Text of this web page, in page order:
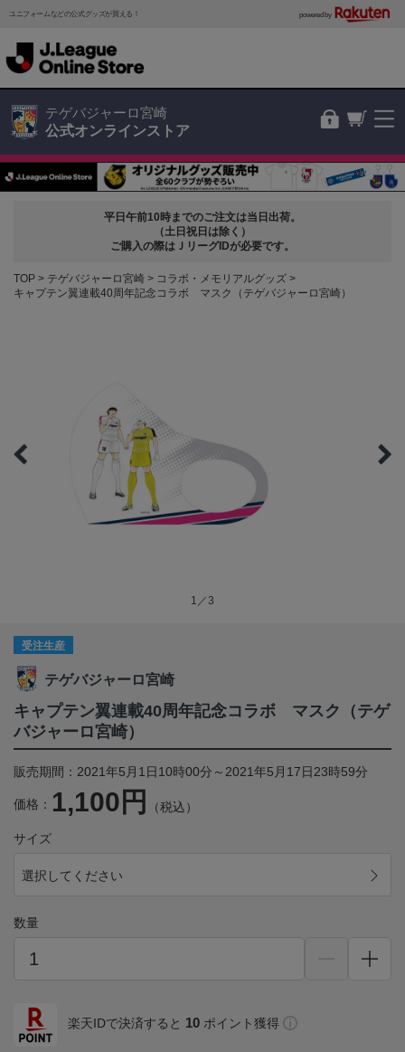
ユニフォームなどの公式グッズが買える！ powered by
テゲバジャーロ宮崎
公式オンラインストア
平日午前10時までのご注文は当日出荷。
（土日祝日は除く）
ご購入の際はＪリーグIDが必要です。
TOP テゲバジャーロ宮崎
コラボ・メモリアルグッズ
キャプテン翼連載40周年記念コラボ マスク（テゲバジャーロ宮崎）
1／3
受注生産
テゲバジャーロ宮崎
キャプテン翼連載40周年記念コラボ マスク（テゲ
バジャーロ宮崎）
販売期間：2021年5月1日10時00分～2021年5月17日23時59分
価格： 1,100円 （税込）
サイズ
選択してください
数量
楽天IDで決済すると 10 ポイント獲得